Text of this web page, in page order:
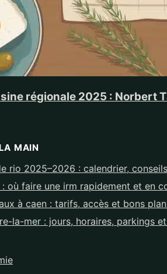
régionale 2025 : Norbert
MAIN
rio 2025–2026 : calendrier,
où faire une irm rapidement et en
à caen : tarifs, accès et bons
la-mer : jours, horaires, parkings